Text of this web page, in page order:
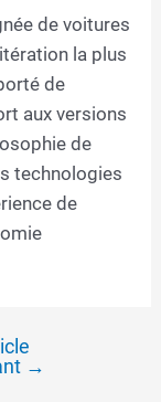
de voitures
la plus
de
aux versions
de
technologies
de
→